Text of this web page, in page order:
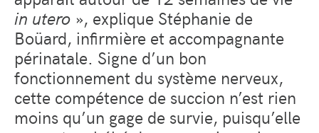
in utero », explique Stéphanie de
Boüard, infirmière et accompagnante
périnatale. Signe d’un bon
fonctionnement du système nerveux,
cette compétence de succion n’est rien
moins qu’un gage de survie, puisqu’elle